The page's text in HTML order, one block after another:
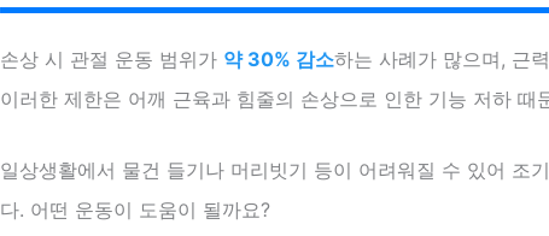
손상 시 관절 운동 범위가 약 30% 감소하는 사례가 많으며, 근
이러한 제한은 어깨 근육과 힘줄의 손상으로 인한 기능 저하 때
일상생활에서 물건 들기나 머리빗기 등이 어려워질 수 있어 조
다. 어떤 운동이 도움이 될까요?